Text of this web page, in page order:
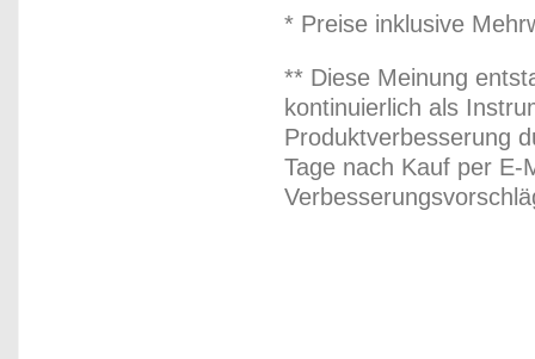
* Preise inklusive
** Diese Meinung
kontinuierlich als
Produktverbesserung
Tage nach Kauf per E-